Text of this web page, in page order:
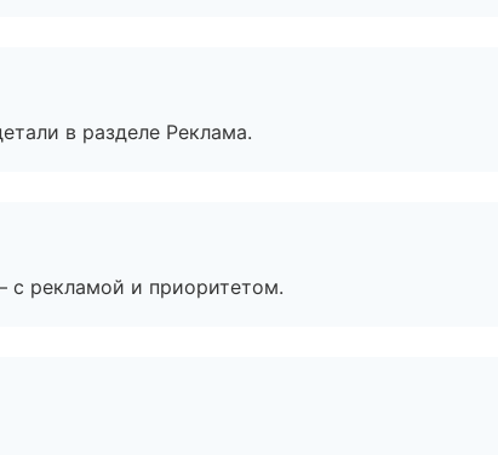
в разделе Реклама.
с рекламой и приоритетом.